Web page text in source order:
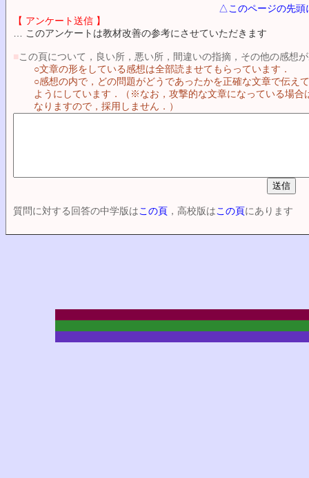
△このページの先
【 アンケート送信 】
… このアンケートは教材改善の参考にさせていただきます
■この頁について，良い所，悪い所，間違いの指摘，その他の感想
○文章の形をしている感想は全部読ませてもらっています．
○感想の内で，どの問題がどうであったかを正確な文章で伝え
ようにしています．（※なお，攻撃的な文章になっている場
なりますので，採用しません．）
質問に対する回答の中学版はこの頁 ，高校版はこの頁にあります